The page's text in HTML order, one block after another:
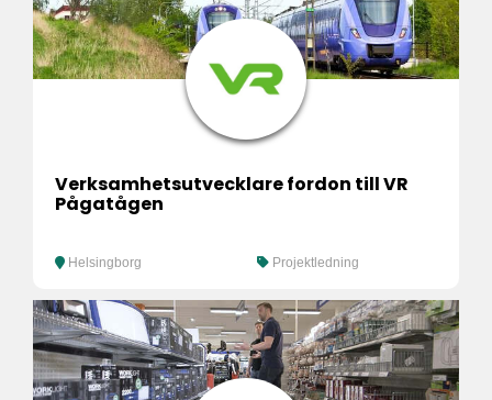
Verksamhetsutvecklare fordon till VR
Pågatågen
Helsingborg Projektledning